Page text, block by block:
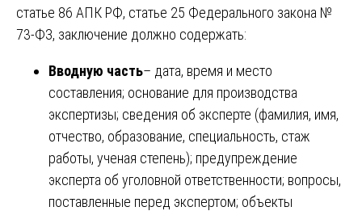
статье 86 АПК РФ, статье 25 Федерального закона №
73-ФЗ, заключение должно содержать:
Вводную часть– дата, время и место
составления; основание для производства
экспертизы; сведения об эксперте (фамилия, имя,
отчество, образование, специальность, стаж
работы, ученая степень); предупреждение
эксперта об уголовной ответственности; вопросы,
поставленные перед экспертом; объекты